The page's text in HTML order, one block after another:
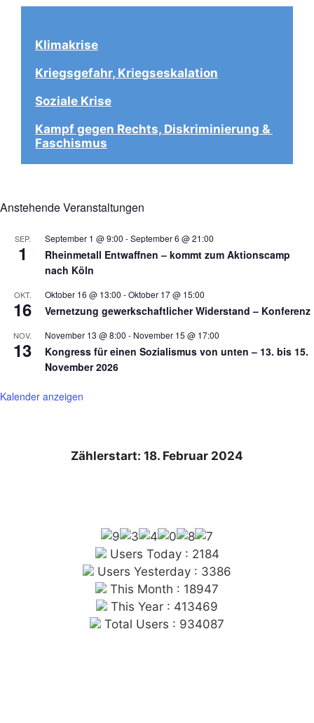
Klimakrise
Kriegsgefahr, Kriegseskalation
Soziale Krise
Kampf gegen Rechts, Diskriminierung &
Faschismus
Anstehende Veranstaltungen
SEP.
1
September 1 @ 9:00 -September 6 @ 21:00
Rheinmetall Entwaffnen – kommt zum Aktionscamp
nach Köln
OKT.
16
Oktober 16 @ 13:00 -Oktober 17 @ 15:00
Vernetzung gewerkschaftlicher Widerstand – Konferenz
NOV.
13
November 13 @ 8:00 - November 15 @ 17:00
Kongress für einen Sozialismus von unten – 13. bis 15.
November 2026
Kalender anzeigen
Zählerstart: 18. Februar 2024
Users Today : 2184
Users Yesterday : 3386
This Month : 18947
This Year : 413469
Total Users : 934087